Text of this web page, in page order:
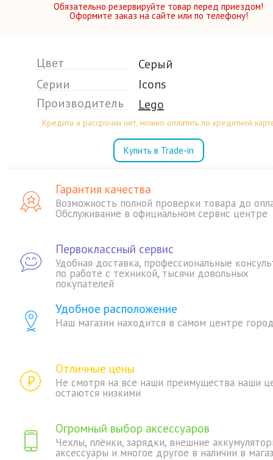
Обязательно резервируйте товар перед приездом!
Оформите заказ на сайте или по телефону!
Цвет
Серый
Серии
Icons
Производитель
Lego
Кредита и рассрочки нет, можно оплатить по кредитной
Купить в Trade-in
Гарантия качества
Возможность полной проверки товара до
Обслуживание в официальном сервис центре
Первоклассный сервис
Удобная доставка, профессиональные
по работе с техникой, тысячи довольных
покупателей
Удобное расположение
Наш магазин находится в самом центре
Отличные цены
Не смотря на все наши преимущества наши
остаются низкими
Огромный выбор аксессуаров
Чехлы, плёнки, зарядки, внешние
аксессуары и многое другое в наличии в